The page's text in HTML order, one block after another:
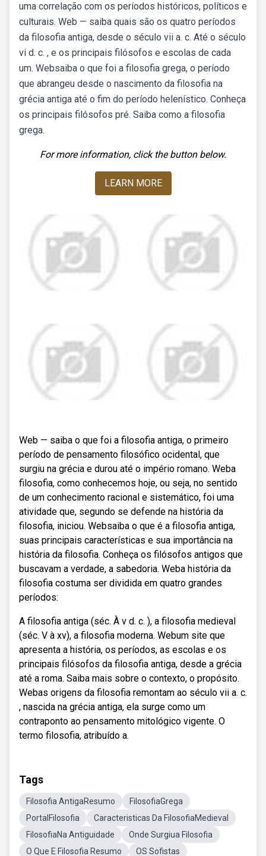
uma correlação com os períodos históricos, políticos e
culturais. Web — saiba quais são os quatro períodos
da filosofia antiga, desde o século vii a. c. Até o século
vi d. c. , e os principais filósofos e escolas de cada
um. Websaiba o que foi a filosofia grega, o período
que abrangeu desde o nascimento da filosofia na
grécia antiga até o fim do período helenístico. Conheça
os principais filósofos pré. Saiba como a filosofia
grega.
For more information, click the button below.
LEARN MORE
Web — saiba o que foi a filosofia antiga, o primeiro
período de pensamento filosófico ocidental, que
surgiu na grécia e durou até o império romano. Weba
filosofia, como conhecemos hoje, ou seja, no sentido
de um conhecimento racional e sistemático, foi uma
atividade que, segundo se defende na história da
filosofia, iniciou. Websaiba o que é a filosofia antiga,
suas principais características e sua importância na
história da filosofia. Conheça os filósofos antigos que
buscavam a verdade, a sabedoria. Weba história da
filosofia costuma ser dividida em quatro grandes
períodos:
A filosofia antiga (séc. À v d. c. ), a filosofia medieval
(séc. V à xv), a filosofia moderna. Webum site que
apresenta a história, os períodos, as escolas e os
principais filósofos da filosofia antiga, desde a grécia
até a roma. Saiba mais sobre o contexto, o propósito.
Webas origens da filosofia remontam ao século vii a. c.
, nascida na grécia antiga, ela surge como um
contraponto ao pensamento mitológico vigente. O
termo filosofia, atribuído a.
Tags
Filosofia AntigaResumo
FilosofiaGrega
PortalFilosofia
Caracteristicas Da FilosofiaMedieval
FilosofiaNa Antiguidade
Onde Surgiua Filosofia
O Que E Filosofia Resumo
OS Sofistas